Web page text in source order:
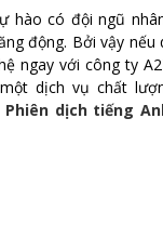
hào có đội ngũ
động. Bởi vậy nếu
ngay với công ty
dịch vụ chất
Phiên dịch tiếng